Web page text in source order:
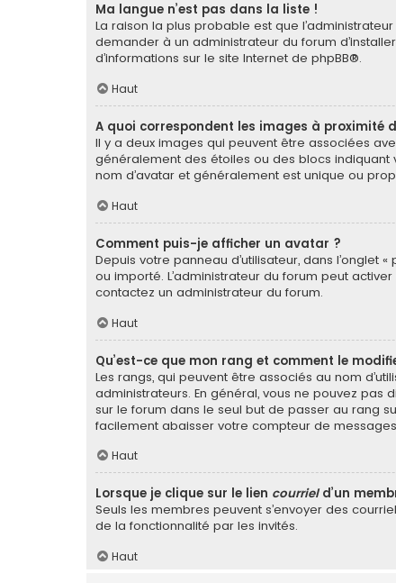
Ma langue n’est pas dans la liste !
La raison la plus probable est que
demander à un administrateur du forum
d’informations sur le site Internet de phpBB®.
Haut
A quoi correspondent les images à proximité
Il y a deux images qui peuvent être associées
généralement des étoiles ou des blocs indiquant
nom d’avatar et généralement est unique ou
Haut
Comment puis-je afficher un avatar ?
Depuis votre panneau d’utilisateur, dans l’onglet
ou importé. L’administrateur du forum peut
contactez un administrateur du forum.
Haut
Qu’est-ce que mon rang et comment le
Les rangs, qui peuvent être associés au nom
administrateurs. En général, vous ne pouvez pas
sur le forum dans le seul but de passer au rang
facilement abaisser votre compteur de
Haut
Lorsque je clique sur le lien courrield’un
Seuls les membres peuvent s’envoyer des
de la fonctionnalité par les invités.
Haut